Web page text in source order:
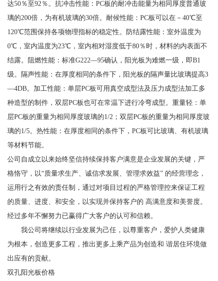
达50％至92％。抗冲击性能：PC板的耐冲击能量为相同厚度普通玻
璃的200倍，为有机玻璃的30倍。耐候性能：PC板可以在－40℃至
120℃范围保持各项物理指标的稳定性。防结露性能：室外温度为
0℃，室内温度为23℃，室内相对湿度低于80％时，材料的内表面不
结露。阻燃性能：标准G222—95确认，阳光板为难燃一级，即B1
级。隔声性能：在厚度相同的条件下，阳光板的隔声量比玻璃提高3
—4DB。加工性能：单层PC板可用真空成型法及压力成型法加工多
种造型的制件，双层PC板也可在常温下进行冷弯成型。重量轻：单
层PC板的重量为相同厚度玻璃的1/2；双层PC板的重量为相同厚度玻
璃的1/5。热性能：在厚度相同的条件下，PC板可比玻璃、有机玻璃
等材料节能。
公司自成立以来始终坚信持续保持客户满意是企业发展的关键，严
格恪守，以“质量求生产、诚信求发展、管理求效益” 的经营理念，
运用行之有效的责任制，通过对项目过程的严格管理控来保证工程
的质量、进度、和安全，以实现并保持客户的 高满意度和美誉度。
经过多年不懈努力已赢得广大客户的认可和信赖。
我公司将继续以行业发展为己任，以尊重客户，爱护人类健康
为根本，创造更多工程，推出更多上乘产品为创造和 谐居住环境做
出应有的贡献。
双孔阳光板价格